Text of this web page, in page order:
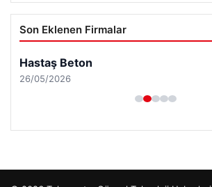
Son Eklenen Firmalar
Hastaş Beton
26/05/2026